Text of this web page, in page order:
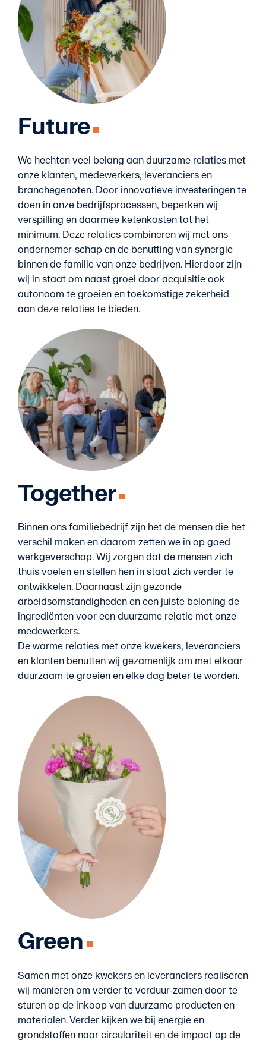
Future
We hechten veel belang aan duurzame relaties met
onze klanten, medewerkers, leveranciers en
branchegenoten. Door innovatieve investeringen te
doen in onze bedrijfsprocessen, beperken wij
verspilling en daarmee ketenkosten tot het
minimum. Deze relaties combineren wij met ons
ondernemer-schap en de benutting van synergie
binnen de familie van onze bedrijven. Hierdoor zijn
wij in staat om naast groei door acquisitie ook
autonoom te groeien en toekomstige zekerheid
aan deze relaties te bieden.
Together
Binnen ons familiebedrijf zijn het de mensen die het
verschil maken en daarom zetten we in op goed
werkgeverschap. Wij zorgen dat de mensen zich
thuis voelen en stellen hen in staat zich verder te
ontwikkelen. Daarnaast zijn gezonde
arbeidsomstandigheden en een juiste beloning de
ingrediënten voor een duurzame relatie met onze
medewerkers.
De warme relaties met onze kwekers, leveranciers
en klanten benutten wij gezamenlijk om met elkaar
duurzaam te groeien en elke dag beter te worden.
Green
Samen met onze kwekers en leveranciers realiseren
wij manieren om verder te verduur-zamen door te
sturen op de inkoop van duurzame producten en
materialen. Verder kijken we bij energie en
grondstoffen naar circulariteit en de impact op de